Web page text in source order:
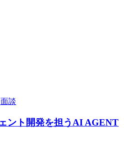
談
ント開発を担うAI AGENT